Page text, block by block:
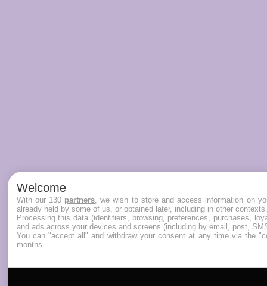
Welcome
With our 130 partners , we wish to store and access information on
already held by some of us, or obtained later, including in other contexts.
Processing this data (identifiers, browsing, preferences, purchases,
and ads across your devices and screens (including by email, post,
You can "accept all" and withdraw your consent at any time via the
months.